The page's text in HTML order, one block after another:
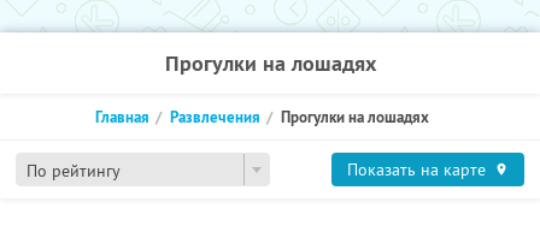
Прогулки на лошадях
По рейтингу
Главная Развлечения Прогулки на лошадях
Показать на карте